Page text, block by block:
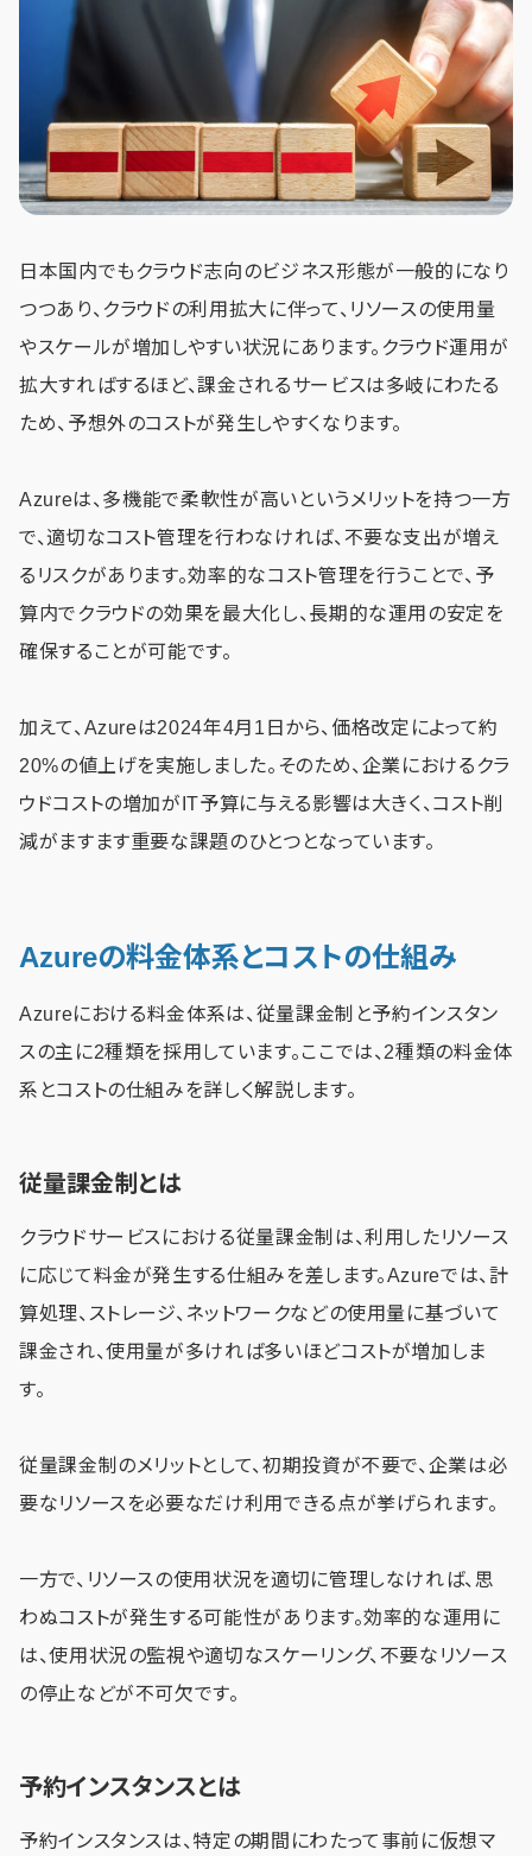
日本国内でもクラウド志向のビジネス形態が一般的になり
つつあり、クラウドの利用拡大に伴って、リソースの使用量
やスケールが増加しやすい状況にあります。クラウド運用が
拡大すればするほど、課金されるサービスは多岐にわたる
ため、予想外のコストが発生しやすくなります。
Azureは、多機能で柔軟性が高いというメリットを持つ一方
で、適切なコスト管理を行わなければ、不要な支出が増え
るリスクがあります。効率的なコスト管理を行うことで、予
算内でクラウドの効果を最大化し、長期的な運用の安定を
確保することが可能です。
加えて、Azureは2024年4月1日から、価格改定によって約
20%の値上げを実施しました。そのため、企業におけるクラ
ウドコストの増加がIT予算に与える影響は大きく、コスト削
減がますます重要な課題のひとつとなっています。
Azureの料金体系とコストの仕組み
Azureにおける料金体系は、従量課金制と予約インスタン
スの主に2種類を採用しています。ここでは、2種類の料金体
系とコストの仕組みを詳しく解説します。
従量課金制とは
クラウドサービスにおける従量課金制は、利用したリソース
に応じて料金が発生する仕組みを差します。Azureでは、計
算処理、ストレージ、ネットワークなどの使用量に基づいて
課金され、使用量が多ければ多いほどコストが増加しま
す。
従量課金制のメリットとして、初期投資が不要で、企業は必
要なリソースを必要なだけ利用できる点が挙げられます。
一方で、リソースの使用状況を適切に管理しなければ、思
わぬコストが発生する可能性があります。効率的な運用に
は、使用状況の監視や適切なスケーリング、不要なリソース
の停止などが不可欠です。
予約インスタンスとは
予約インスタンスは、特定の期間にわたって事前に仮想マ